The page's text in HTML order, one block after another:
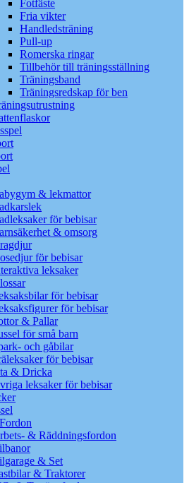
Fotfäste
Fria vikter
Handledsträning
Pull-up
Romerska ringar
Tillbehör till träningsställning
Träningsband
Träningsredskap för ben
& lekmattor
för bebisar
& omsorg
för bebisar
leksaker
för bebisar
för bebisar
& Pallar
för små barn
och gåbilar
för bebisar
& Dricka
leksaker för bebisar
& Räddningsfordon
& Set
& Traktorer